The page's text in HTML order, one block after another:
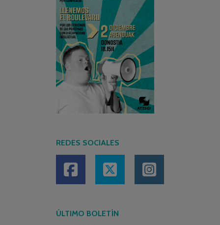
REDES SOCIALES
ÚLTIMO BOLETÍN